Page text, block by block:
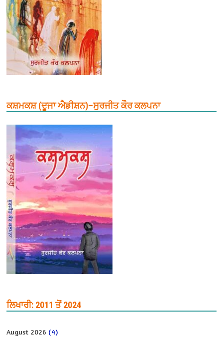
ਕਸ਼ਮਕਸ਼ (ਦੂਜਾ ਐਡੀਸ਼ਨ)–ਸੁਰਜੀਤ ਕੌਰ ਕਲਪਨਾ
ਲਿਖਾਰੀ: 2011 ਤੋਂ 2024
August 2026 (4)